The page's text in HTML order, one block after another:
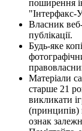
поширення
"Інтерфакс-
Власник
публікації.
Будь-яке
Матеріали
старше 21
викликати
(принципів)
ознак